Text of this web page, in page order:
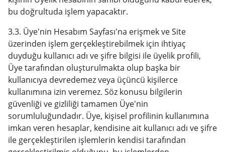
bu doğrultuda işlem yapacaktır.
3.3. Üye'nin Hesabım Sayfası'na erişmek ve Site
üzerinden işlem gerçekleştirebilmek için ihtiyaç
duyduğu kullanıcı adı ve şifre bilgisi ile üyelik profili,
Üye tarafından oluşturulmakta olup başka bir
kullanıcıya devredemez veya üçüncü kişilerce
kullanımına izin veremez. Söz konusu bilgilerin
güvenliği ve gizliliği tamamen Üye'nin
sorumluluğundadır. Üye, kişisel profilinin kullanımına
imkan veren hesaplar, kendisine ait kullanıcı adı ve şifre
ile gerçekleştirilen işlemlerin kendisi tarafından